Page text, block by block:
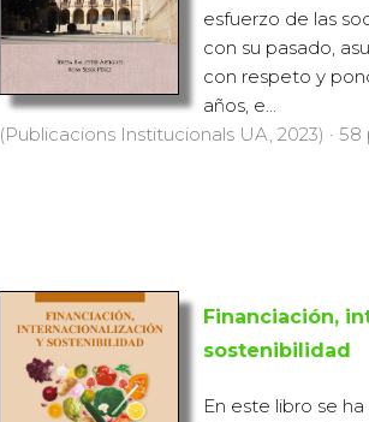
esfuerzo de las
con su pasado,
con respeto y
años, e...
(Publicacions Institucionals UA, 2023) · 58
Financiación,
sostenibilidad
En este libro se